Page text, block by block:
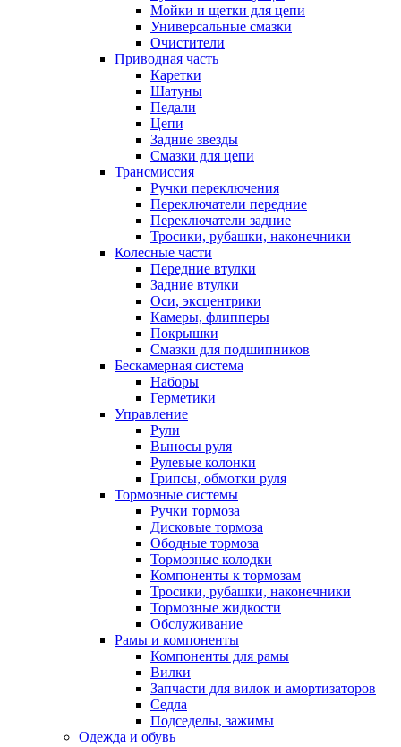
Мойки и щетки для цепи
Универсальные смазки
Очистители
Приводная часть
Каретки
Шатуны
Педали
Цепи
Задние звезды
Смазки для цепи
Трансмиссия
Ручки переключения
Переключатели передние
Переключатели задние
Тросики, рубашки, наконечники
Колесные части
Передние втулки
Задние втулки
Оси, эксцентрики
Камеры, флипперы
Покрышки
Смазки для подшипников
Бескамерная система
Наборы
Герметики
Управление
Рули
Выносы руля
Рулевые колонки
Грипсы, обмотки руля
Тормозные системы
Ручки тормоза
Дисковые тормоза
Ободные тормоза
Тормозные колодки
Компоненты к тормозам
Тросики, рубашки, наконечники
Тормозные жидкости
Обслуживание
Рамы и компоненты
Компоненты для рамы
Вилки
Запчасти для вилок и амортизаторов
Седла
Подседелы, зажимы
Одежда и обувь